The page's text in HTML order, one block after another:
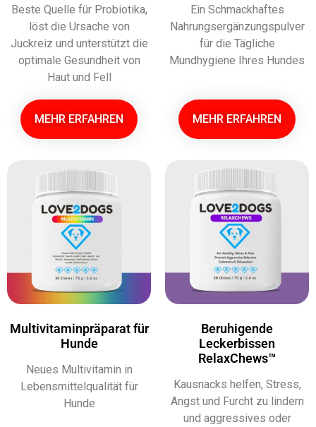
Beste Quelle für Probiotika,
löst die Ursache von
Juckreiz und unterstützt die
optimale Gesundheit von
Haut und Fell
MEHR ERFAHREN
Ein Schmackhaftes
Nahrungsergänzungspulver
für die Tägliche
Mundhygiene Ihres Hundes
MEHR ERFAHREN
Multivitaminpräparat für
Hunde
Neues Multivitamin in
Lebensmittelqualität für
Hunde
Beruhigende
Leckerbissen
RelaxChews™
Kausnacks helfen, Stress,
Angst und Furcht zu lindern
und aggressives oder